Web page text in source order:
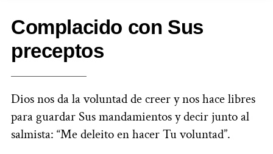
Complacido con Sus
preceptos
Dios nos da la voluntad de creer y nos hace libres
para guardar Sus mandamientos y decir junto al
salmista: “Me deleito en hacer Tu voluntad”.